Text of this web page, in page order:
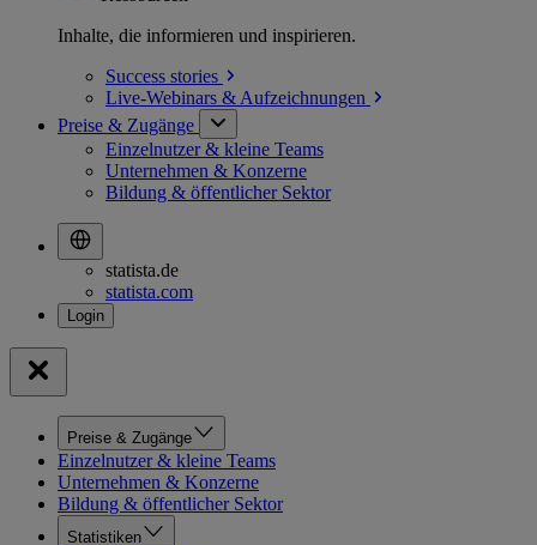
Inhalte, die informieren und inspirieren.
Success stories
Live-Webinars & Aufzeichnungen
Preise & Zugänge
Einzelnutzer & kleine Teams
Unternehmen & Konzerne
Bildung & öffentlicher Sektor
statista.de
statista.com
Preise & Zugänge
Einzelnutzer & kleine Teams
Unternehmen & Konzerne
Bildung & öffentlicher Sektor
Statistiken